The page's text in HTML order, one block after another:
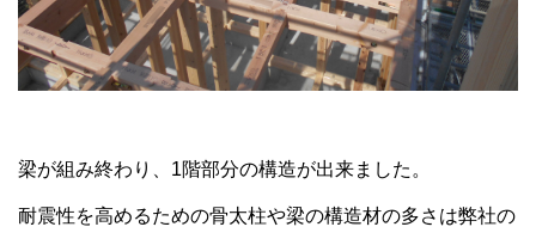
梁が組み終わり、1階部分の構造が出来ました。
耐震性を高めるための骨太柱や梁の構造材の多さは弊社の